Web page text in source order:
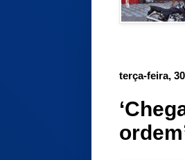
terça-feira,